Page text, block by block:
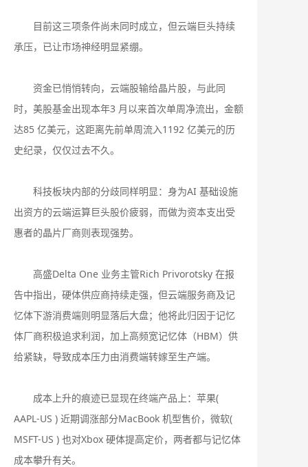
目前这三项条件尚未同时成立，但云端巨头持续
承压，已让市场神经明显紧绷。
资金已悄悄转向，云端股输给晶片股，与此同
时，美股基金出现本年3 月以来首次单周净流出，金额
达85 亿美元，这距离先前单周流入1192 亿美元的历
史纪录，仅仅过去不久。
科技板块内部的分歧同样明显：身为AI 基础设施
出资方的云端运算巨头股价疲弱，而做为资本支出受
惠者的晶片厂商则表现强势。
高盛Delta One 业务主管Rich Privorotsky 在报
告中指出，硬体供应商持续走强，但云端服务商及记
忆体下游消费端则明显落后大盘；他将此归因于记忆
体厂商积极追求利润，加上高频宽记忆体（HBM）供
给紧缺，导致成本压力由消费端转嫁至生产端。
成本上升的痕迹已显现在终端产品上：苹果(
AAPL-US ) 近期调涨部分MacBook 机型售价，微软(
MSFT-US ) 也对Xbox 硬体提高定价，两者都与记忆体
成本攀升有关。